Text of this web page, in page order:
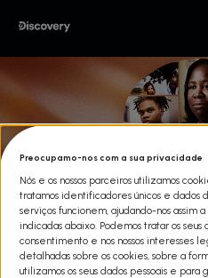
Preocupamo-nos com a sua privacidade
Nós e os nossos parceiros utilizamos
tratamos identificadores únicos e dados
serviços funcionem, ajudando-nos assim
indicadas abaixo. Podemos tratar os seus
consentimento e nos nossos interesses
detalhadas sobre os cookies, sobre a
utilizamos os seus dados pessoais e